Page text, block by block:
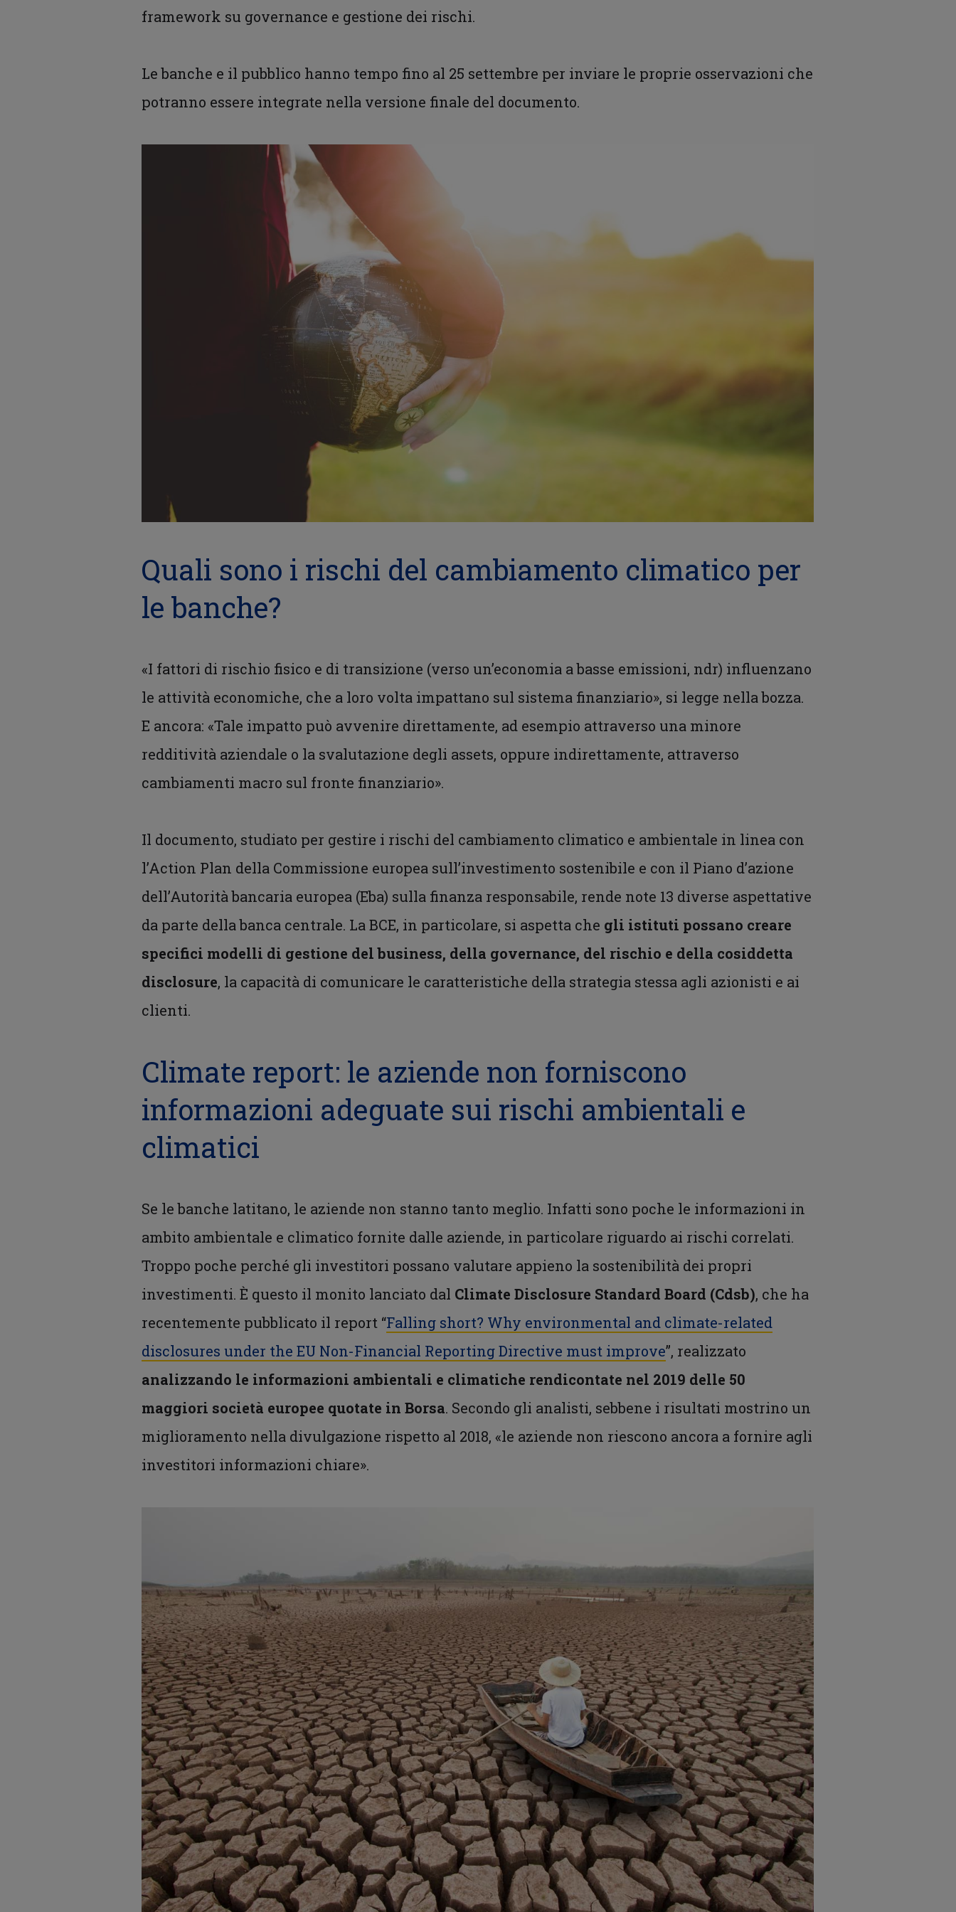
framework su governance e gestione dei rischi.
Le banche e il pubblico hanno tempo fino al 25 settembre per inviare le proprie osservazioni che
potranno essere integrate nella versione finale del documento.
Quali sono i rischi del cambiamento climatico per
le banche?
«I fattori di rischio fisico e di transizione (verso un’economia a basse emissioni, ndr) influenzano
le attività economiche, che a loro volta impattano sul sistema finanziario», si legge nella bozza.
E ancora: «Tale impatto può avvenire direttamente, ad esempio attraverso una minore
redditività aziendale o la svalutazione degli assets, oppure indirettamente, attraverso
cambiamenti macro sul fronte finanziario».
Il documento, studiato per gestire i rischi del cambiamento climatico e ambientale in linea con
l’Action Plan della Commissione europea sull’investimento sostenibile e con il Piano d’azione
dell’Autorità bancaria europea (Eba) sulla finanza responsabile, rende note 13 diverse aspettative
da parte della banca centrale. La BCE, in particolare, si aspetta che gli istituti possano creare
specifici modelli di gestione del business, della governance, del rischio e della cosiddetta
disclosure, la capacità di comunicare le caratteristiche della strategia stessa agli azionisti e ai
clienti.
Climate report: le aziende non forniscono
informazioni adeguate sui rischi ambientali e
climatici
Se le banche latitano, le aziende non stanno tanto meglio. Infatti sono poche le informazioni in
ambito ambientale e climatico fornite dalle aziende, in particolare riguardo ai rischi correlati.
Troppo poche perché gli investitori possano valutare appieno la sostenibilità dei propri
investimenti. È questo il monito lanciato dal Climate Disclosure Standard Board (Cdsb), che ha
recentemente pubblicato il report “Falling short? Why environmental and climate-related
disclosures under the EU Non-Financial Reporting Directive must improve”, realizzato
analizzando le informazioni ambientali e climatiche rendicontate nel 2019 delle 50
maggiori società europee quotate in Borsa. Secondo gli analisti, sebbene i risultati mostrino un
miglioramento nella divulgazione rispetto al 2018, «le aziende non riescono ancora a fornire agli
investitori informazioni chiare».